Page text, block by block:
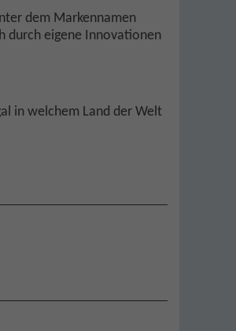
dem Markennamen
durch eigene Innovationen
in welchem Land der Welt